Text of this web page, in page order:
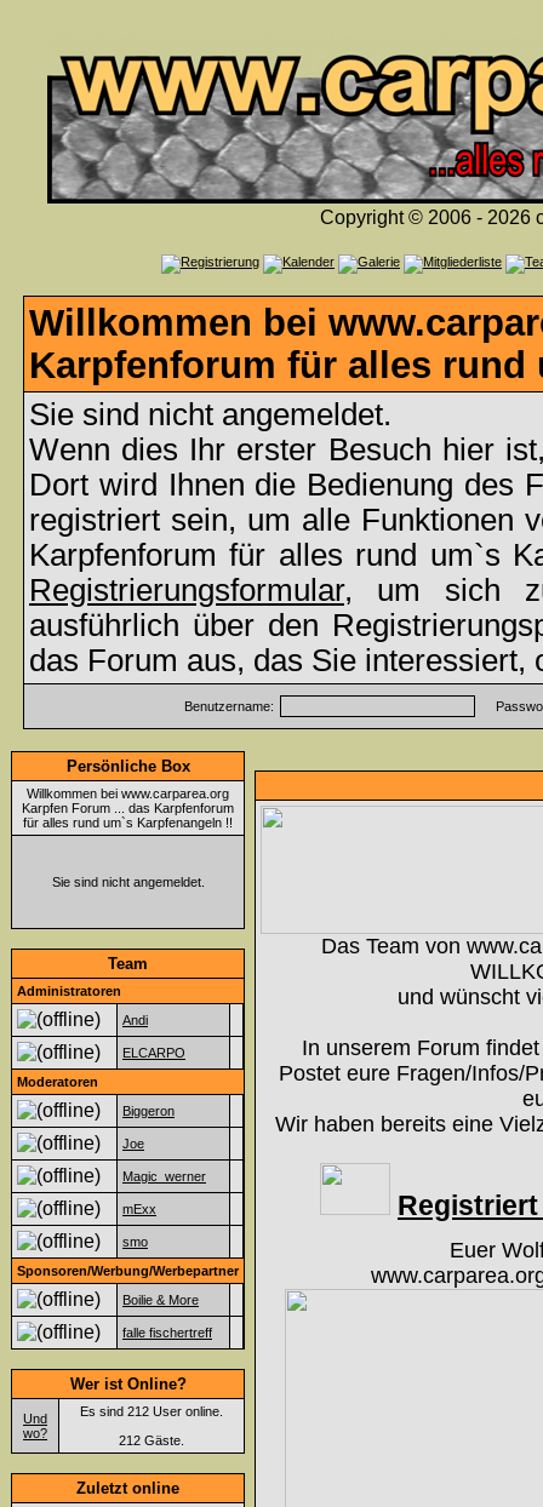
Copyright © 2006 - 2026
Willkommen bei
Karpfenforum für alles rund
Sie sind nicht angemeldet.
Wenn dies Ihr erster Besuch hier
Dort wird Ihnen die Bedienung des
registriert sein, um alle Funktionen
Karpfenforum für alles rund um`s
Registrierungsformular, um sich
ausführlich über den
das Forum aus, das Sie
Benutzername:
Persönliche Box
Willkommen bei www.carparea.org
Karpfen Forum ... das Karpfenforum
für alles rund um`s Karpfenangeln !!
Sie sind nicht angemeldet.
Team
Administratoren
Andi
ELCARPO
Moderatoren
Biggeron
Joe
Magic_werner
mExx
smo
Sponsoren/Werbung/Werbepartner
Boilie & More
falle fischertreff
Wer ist Online?
Und
wo?
Es sind 212 User online.
212 Gäste.
Zuletzt online
Das Team von
und wünscht
In unserem Forum
Postet eure Fragen/Infos/
Wir haben bereits eine
Euer